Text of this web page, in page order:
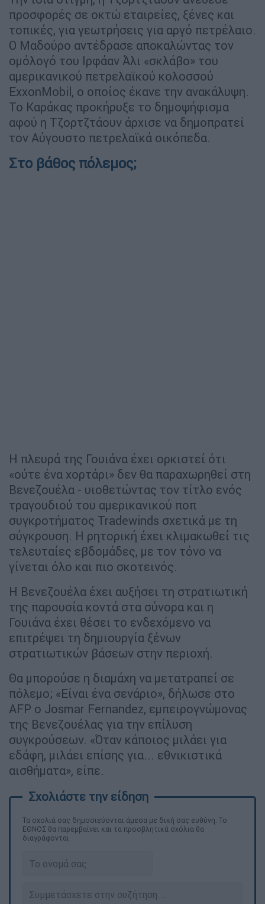
προσφορές σε οκτώ εταιρείες, ξένες και
τοπικές, για γεωτρήσεις για αργό πετρέλαιο.
Ο Μαδούρο αντέδρασε αποκαλώντας τον
ομόλογό του Ιρφάαν Άλι «σκλάβο» του
αμερικανικού πετρελαϊκού κολοσσού
ExxonMobil, ο οποίος έκανε την ανακάλυψη.
Το Καράκας προκήρυξε το δημοψήφισμα
αφού η Τζορτζτάουν άρχισε να δημοπρατεί
τον Αύγουστο πετρελαϊκά οικόπεδα.
Στο βάθος πόλεμος;
Η πλευρά της Γουιάνα έχει ορκιστεί ότι
«ούτε ένα χορτάρι» δεν θα παραχωρηθεί στη
Βενεζουέλα - υιοθετώντας τον τίτλο ενός
τραγουδιού του αμερικανικού ποπ
συγκροτήματος Tradewinds σχετικά με τη
σύγκρουση. Η ρητορική έχει κλιμακωθεί τις
τελευταίες εβδομάδες, με τον τόνο να
γίνεται όλο και πιο σκοτεινός.
Η Βενεζουέλα έχει αυξήσει τη στρατιωτική
της παρουσία κοντά στα σύνορα και η
Γουιάνα έχει θέσει το ενδεχόμενο να
επιτρέψει τη δημιουργία ξένων
στρατιωτικών βάσεων στην περιοχή.
Θα μπορούσε η διαμάχη να μετατραπεί σε
πόλεμο; «Είναι ένα σενάριο», δήλωσε στο
AFP ο Josmar Fernandez, εμπειρογνώμονας
της Βενεζουέλας για την επίλυση
συγκρούσεων. «Όταν κάποιος μιλάει για
εδάφη, μιλάει επίσης για... εθνικιστικά
αισθήματα», είπε.
Τα σχολιά σας δημοσιεύονται άμεσα με δική σας ευθύνη. Το
ΕΘΝΟΣ θα παρεμβαίνει και τα προσβλητικά σχόλια θα
διαγράφονται